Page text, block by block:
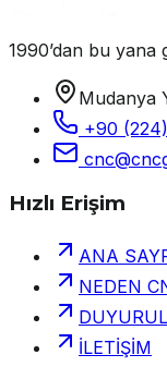
1990’dan bu yana
Mudanya
+90
Hızlı Erişim
ANA
NEDEN
İLETİŞİM